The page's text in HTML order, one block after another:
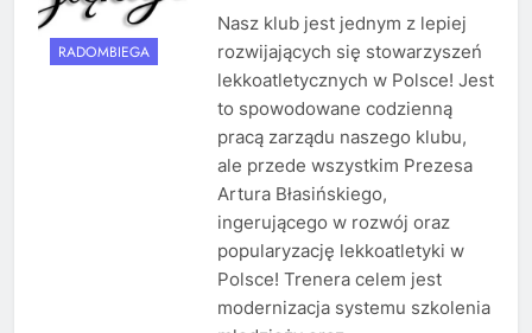
RADOMBIEGA
Nasz klub jest jednym z lepiej
rozwijających się stowarzyszeń
lekkoatletycznych w Polsce! Jest
to spowodowane codzienną
pracą zarządu naszego klubu,
ale przede wszystkim Prezesa
Artura Błasińskiego,
ingerującego w rozwój oraz
popularyzację lekkoatletyki w
Polsce! Trenera celem jest
modernizacja systemu szkolenia